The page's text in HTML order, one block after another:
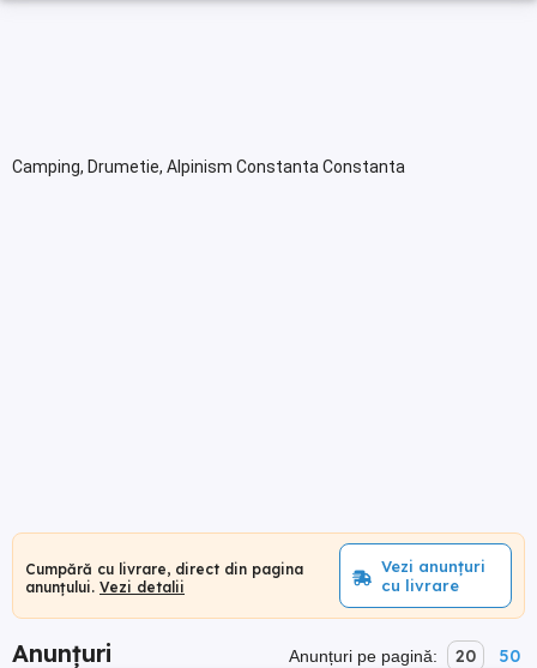
Camping, Drumetie, Alpinism Constanta Constanta
Cumpără cu livrare, direct din pagina
anunțului. Vezi detalii
Vezi anunțuri
cu livrare
Anunțuri Anunțuri pe pagină: 20 50